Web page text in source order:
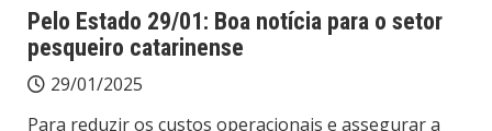
Pelo Estado 29/01: Boa notícia para o setor
pesqueiro catarinense
29/01/2025
Para reduzir os custos operacionais e assegurar a